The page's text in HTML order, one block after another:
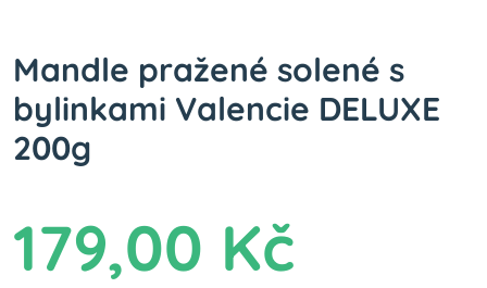
Mandle pražené solené s
bylinkami Valencie DELUXE
200g
179,00 Kč